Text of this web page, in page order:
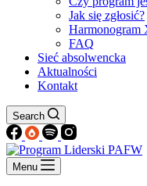
Jak się zgłosić?
FAQ
Sieć absolwencka
Aktualności
Kontakt
Search
Menu